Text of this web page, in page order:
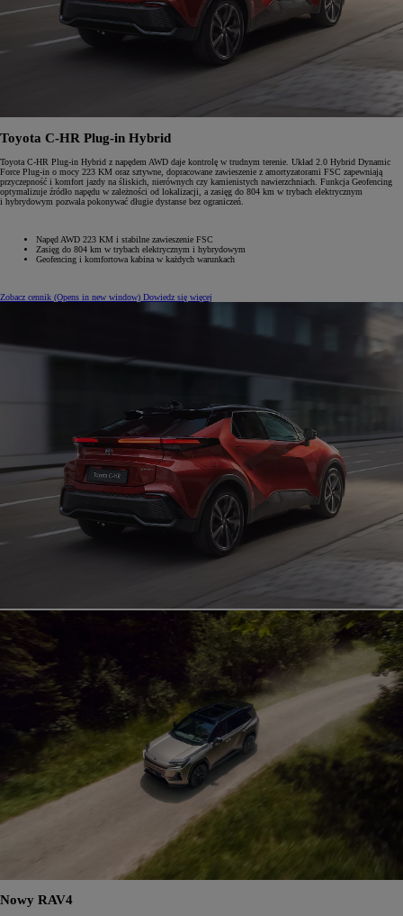
Toyota C-HR Plug-in Hybrid
Toyota C-HR Plug-in Hybrid z napędem AWD daje kontrolę w trudnym terenie. Układ 2.0 Hybrid Dynamic
Force Plug-in o mocy 223 KM oraz sztywne, dopracowane zawieszenie z amortyzatorami FSC zapewniają
przyczepność i komfort jazdy na śliskich, nierównych czy kamienistych nawierzchniach. Funkcja Geofencing
optymalizuje źródło napędu w zależności od lokalizacji, a zasięg do 804 km w trybach elektrycznym
i hybrydowym pozwala pokonywać długie dystanse bez ograniczeń.
Napęd AWD 223 KM i stabilne zawieszenie FSC
Zasięg do 804 km w trybach elektrycznym i hybrydowym
Geofencing i komfortowa kabina w każdych warunkach
Zobacz cennik (Opens in new window) Dowiedz się więcej
Nowy RAV4